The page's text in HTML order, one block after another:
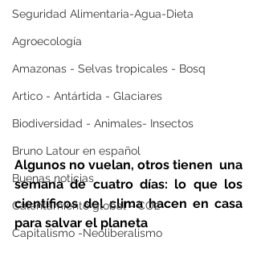
Seguridad Alimentaria-Agua-Dieta
Agroecología
Amazonas - Selvas tropicales - Bosq
Artico - Antártida - Glaciares
Biodiversidad - Animales- Insectos
Bruno Latour en español
Buenas noticias
Calentamiento global - CO2
Capitalismo -Neoliberalismo
Algunos no vuelan, otros tienen  una
semana de cuatro días: lo que los
científicos del clima hacen en casa
para salvar el planeta